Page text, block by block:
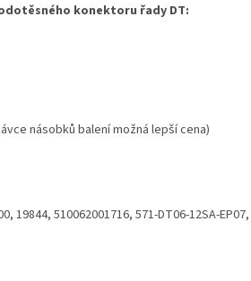
konektoru řady DT:
násobků balení možná lepší cena)
19844, 510062001716, 571-DT06-12SA-